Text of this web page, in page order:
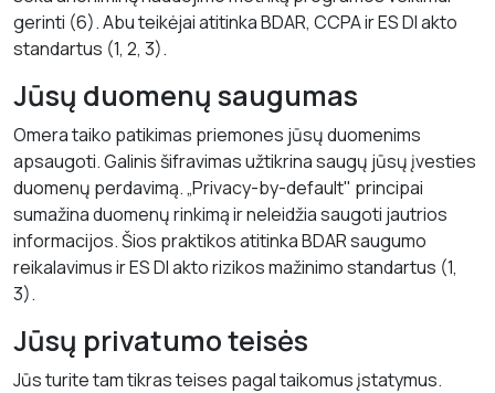
gerinti (6). Abu teikėjai atitinka BDAR, CCPA ir ES DI akto
standartus (1, 2, 3).
Jūsų duomenų saugumas
Omera taiko patikimas priemones jūsų duomenims
apsaugoti. Galinis šifravimas užtikrina saugų jūsų įvesties
duomenų perdavimą. „Privacy-by-default" principai
sumažina duomenų rinkimą ir neleidžia saugoti jautrios
informacijos. Šios praktikos atitinka BDAR saugumo
reikalavimus ir ES DI akto rizikos mažinimo standartus (1,
3).
Jūsų privatumo teisės
Jūs turite tam tikras teises pagal taikomus įstatymus.